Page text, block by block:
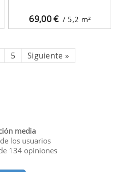
69,00€ / 5,2 m²
5 Siguiente »
media
los usuarios
134opiniones